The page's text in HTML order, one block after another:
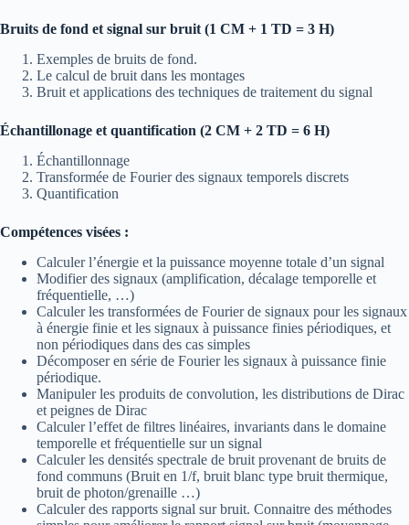
Bruits de fond et signal sur bruit (1 CM + 1 TD = 3 H)
Exemples de bruits de fond.
Le calcul de bruit dans les montages
Bruit et applications des techniques de traitement du signal
Échantillonage et quantification (2 CM + 2 TD = 6 H)
Échantillonnage
Transformée de Fourier des signaux temporels discrets
Quantification
Compétences visées :
Calculer l’énergie et la puissance moyenne totale d’un signal
Modifier des signaux (amplification, décalage temporelle et
fréquentielle, …)
Calculer les transformées de Fourier de signaux pour les signaux
à énergie finie et les signaux à puissance finies périodiques, et
non périodiques dans des cas simples
Décomposer en série de Fourier les signaux à puissance finie
périodique.
Manipuler les produits de convolution, les distributions de Dirac
et peignes de Dirac
Calculer l’effet de filtres linéaires, invariants dans le domaine
temporelle et fréquentielle sur un signal
Calculer les densités spectrale de bruit provenant de bruits de
fond communs (Bruit en 1/f, bruit blanc type bruit thermique,
bruit de photon/grenaille …)
Calculer des rapports signal sur bruit. Connaitre des méthodes